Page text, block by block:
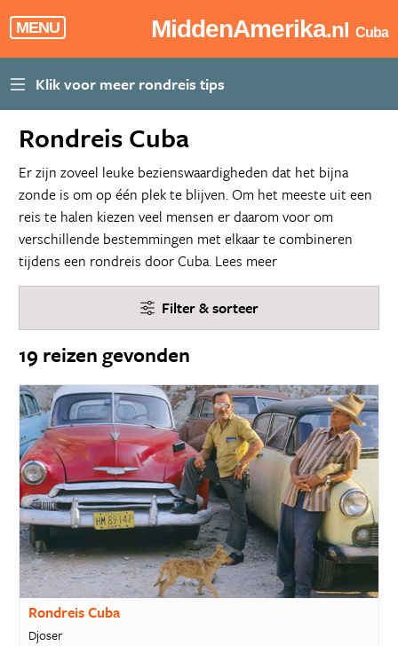
MENU MiddenAmerika.nl Cuba
Rondreis Cuba
Er zijn zoveel leuke bezienswaardigheden dat het bijna
zonde is om op één plek te blijven. Om het meeste uit een
reis te halen kiezen veel mensen er daarom voor om
verschillende bestemmingen met elkaar te combineren
tijdens een rondreis door Cuba. Lees meer
Filter & sorteer
19 reizen gevonden
Rondreis Cuba
Djoser